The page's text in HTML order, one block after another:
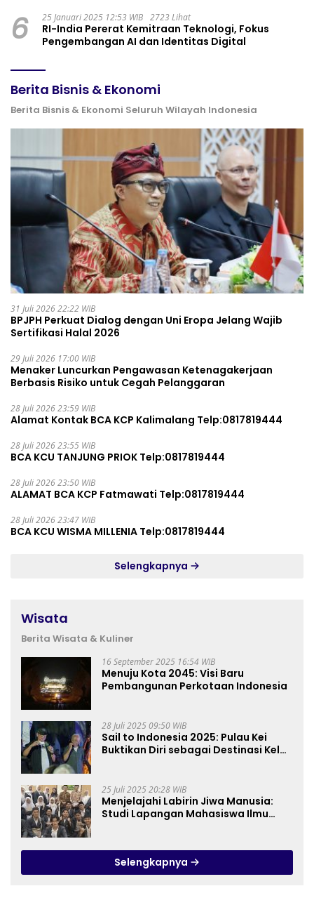
6 25 Januari 2025 12:53 WIB 2723 Lihat
RI-India Pererat Kemitraan Teknologi, Fokus
Pengembangan AI dan Identitas Digital
Berita Bisnis & Ekonomi
Berita Bisnis & Ekonomi Seluruh Wilayah Indonesia
31 Juli 2026 22:22 WIB
BPJPH Perkuat Dialog dengan Uni Eropa Jelang Wajib
Sertifikasi Halal 2026
29 Juli 2026 17:00 WIB
Menaker Luncurkan Pengawasan Ketenagakerjaan
Berbasis Risiko untuk Cegah Pelanggaran
28 Juli 2026 23:59 WIB
Alamat Kontak BCA KCP Kalimalang Telp:0817819444
28 Juli 2026 23:55 WIB
BCA KCU TANJUNG PRIOK Telp:0817819444
28 Juli 2026 23:50 WIB
ALAMAT BCA KCP Fatmawati Telp:0817819444
28 Juli 2026 23:47 WIB
BCA KCU WISMA MILLENIA Telp:0817819444
Selengkapnya
Wisata
Berita Wisata & Kuliner
16 September 2025 16:54 WIB
Menuju Kota 2045: Visi Baru
Pembangunan Perkotaan Indonesia
28 Juli 2025 09:50 WIB
Sail to Indonesia 2025: Pulau Kei
Buktikan Diri sebagai Destinasi Kelas
25 Juli 2025 20:28 WIB
Menjelajahi Labirin Jiwa Manusia:
Studi Lapangan Mahasiswa Ilmu
Selengkapnya